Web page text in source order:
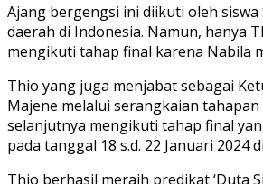
Ajang bergengsi ini diikuti oleh siswa
daerah di Indonesia. Namun, hanya
mengikuti tahap final karena Nabila
Thio yang juga menjabat sebagai
Majene melalui serangkaian tahapan
selanjutnya mengikuti tahap final
pada tanggal 18 s.d. 22 Januari 2024
Thio berhasil meraih predikat ‘Duta